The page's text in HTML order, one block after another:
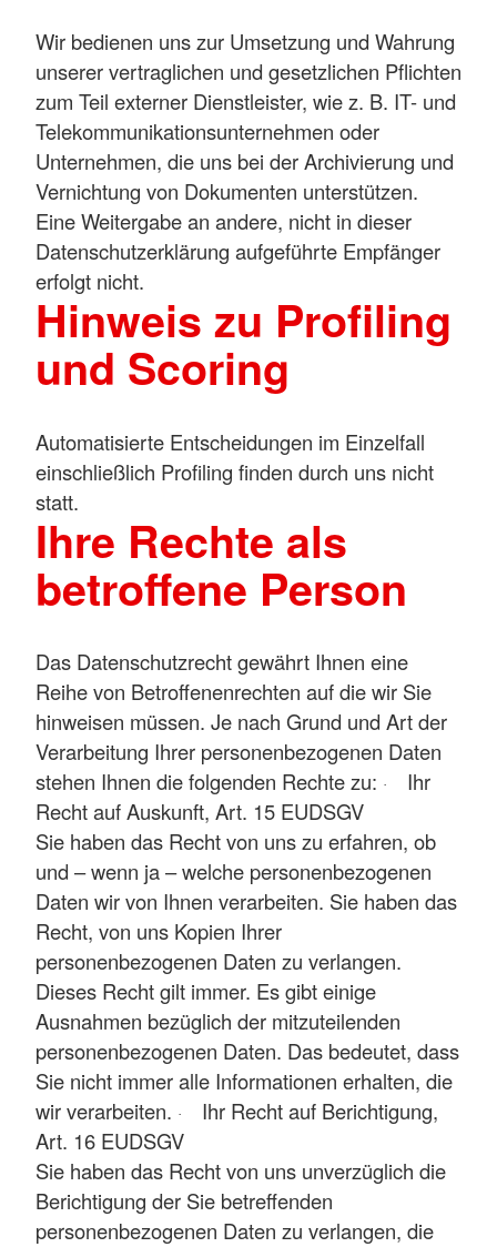
Wir bedienen uns zur Umsetzung und Wahrung
unserer vertraglichen und gesetzlichen Pflichten
zum Teil externer Dienstleister, wie z. B. IT- und
Telekommunikationsunternehmen oder
Unternehmen, die uns bei der Archivierung und
Vernichtung von Dokumenten unterstützen.
Eine Weitergabe an andere, nicht in dieser
Datenschutzerklärung aufgeführte Empfänger
erfolgt nicht.
Hinweis zu Profiling
und Scoring
Automatisierte Entscheidungen im Einzelfall
einschließlich Profiling finden durch uns nicht
statt.
Ihre Rechte als
betroffene Person
Das Datenschutzrecht gewährt Ihnen eine
Reihe von Betroffenenrechten auf die wir Sie
hinweisen müssen. Je nach Grund und Art der
Verarbeitung Ihrer personenbezogenen Daten
stehen Ihnen die folgenden Rechte zu: ·
Ihr
Recht auf Auskunft, Art. 15 EUDSGV
Sie haben das Recht von uns zu erfahren, ob
und – wenn ja – welche personenbezogenen
Daten wir von Ihnen verarbeiten. Sie haben das
Recht, von uns Kopien Ihrer
personenbezogenen Daten zu verlangen.
Dieses Recht gilt immer. Es gibt einige
Ausnahmen bezüglich der mitzuteilenden
personenbezogenen Daten. Das bedeutet, dass
Sie nicht immer alle Informationen erhalten, die
wir verarbeiten. ·
Ihr Recht auf Berichtigung,
Art. 16 EUDSGV
Sie haben das Recht von uns unverzüglich die
Berichtigung der Sie betreffenden
personenbezogenen Daten zu verlangen, die